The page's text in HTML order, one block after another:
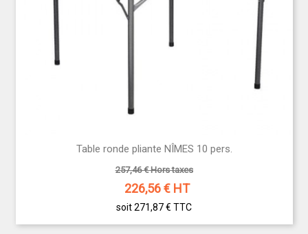
Table ronde pliante NÎMES 10 pers.
257,46 € Hors taxes
226,56€ HT
soit 271,87 € TTC